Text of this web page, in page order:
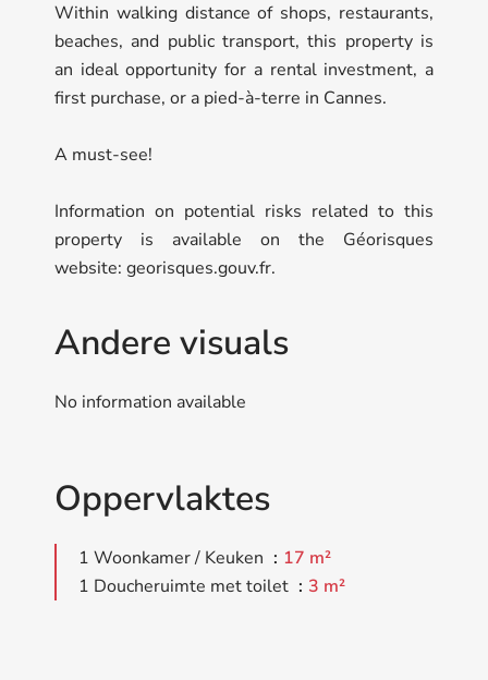
Within walking distance of shops, restaurants,
beaches, and public transport, this property is
an ideal opportunity for a rental investment, a
first purchase, or a pied-à-terre in Cannes.
A must-see!
Information on potential risks related to this
property is available on the Géorisques
website: georisques.gouv.fr.
Andere visuals
No information available
Oppervlaktes
1 Woonkamer / Keuken
17 m²
1 Doucheruimte met toilet
3 m²